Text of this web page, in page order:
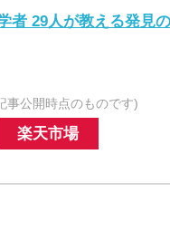
者 29人が教える発見
事公開時点のものです)
楽天市場